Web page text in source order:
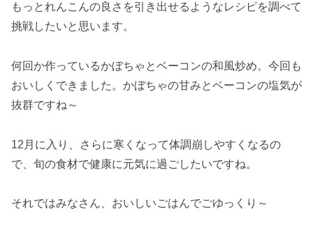
もっとれんこんの良さを引き出せるようなレシピを調べて
挑戦したいと思います。
何回か作っているかぼちゃとベーコンの和風炒め。今回も
おいしくできました。かぼちゃの甘みとベーコンの塩気が
抜群ですね～
12月に入り、さらに寒くなって体調崩しやすくなるの
で、旬の食材で健康に元気に過ごしたいですね。
それではみなさん、おいしいごはんでごゆっくり～